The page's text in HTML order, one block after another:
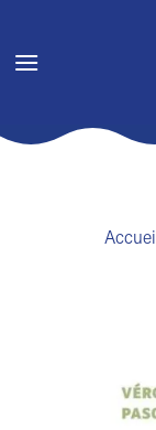
contenu
Accueil